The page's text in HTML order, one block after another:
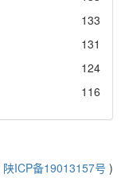
133
131
124
116
陕ICP备19013157号 )